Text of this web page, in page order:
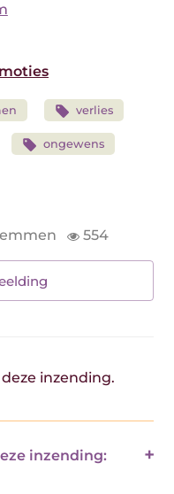
verlies
ongewens
554
inzending.
inzending: